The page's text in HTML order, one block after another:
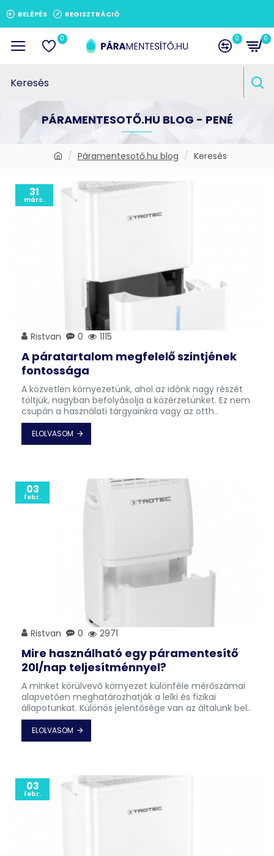
BELÉPÉS REGISZTRÁCIÓ
0 0 0
Páramentesotő.hu blog Keresés
PÁRAMENTESOTŐ.HU BLOG - PENÉ
31
márc.
Ristvan 0 1115
A páratartalom megfelelő szintjének
fontossága
A közvetlen környezetünk, ahol az időnk nagy részét
töltjük, nagyban befolyásolja a közérzetünket. Ez nem
csupán a használati tárgyainkra vagy az otth..
ELOLVASOM
03
febr.
Ristvan 0 2971
Mire használható egy páramentesítő
20l/nap teljesítménnyel?
A minket körülvevő környezet különféle mérőszámai
alapvetően meghatározhatják a lelki és fizikai
állapotunkat. Különös jelentősége van az általunk bel..
ELOLVASOM
03
febr.